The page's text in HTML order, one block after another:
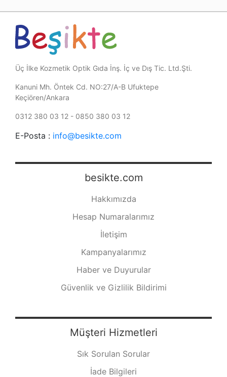
Üç İlke Kozmetik Optik Gıda İnş. İç ve Dış Tic. Ltd.Şti.
Kanuni Mh. Öntek Cd. NO:27/A-B Ufuktepe
Keçiören/Ankara
0312 380 03 12 - 0850 380 03 12
E-Posta : info@besikte.com
besikte.com
Hakkımızda
Hesap Numaralarımız
İletişim
Kampanyalarımız
Haber ve Duyurular
Güvenlik ve Gizlilik Bildirimi
Müşteri Hizmetleri
Sık Sorulan Sorular
İade Bilgileri